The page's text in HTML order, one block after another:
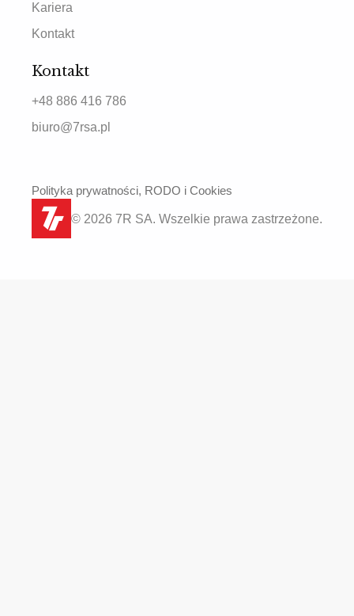
Kariera
Kontakt
Kontakt
+48 886 416 786
biuro@7rsa.pl
© 2026 7R SA. Wszelkie prawa zastrzeżone.
Polityka prywatności, RODO i Cookies